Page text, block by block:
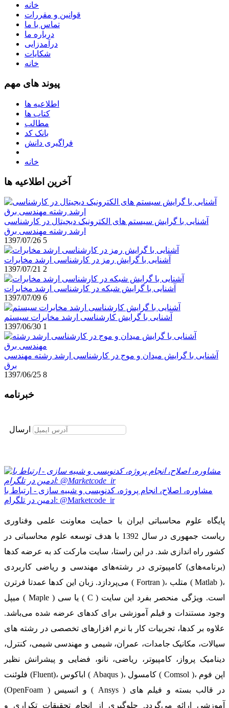
خانه
قوانین و مقررات
تماس با ما
درباره ما
درآمدزایی
شکایات
خانه
پیوند های مهم
اطلاعیه ها
کتاب ها
مطالب
بانک کد
فراگیری دانش
خانه
آخرین اطلاعیه ها
آشنایی با گرایش سیستم های الکترونیک دیجیتال در کارشناسی
ارشد رشته مهندسی برق
1397/07/26 5
آشنایی با گرایش رمز در کارشناسی ارشد مخابرات
1397/07/21 2
آشنایی با گرایش شبکه در کارشناسی ارشد مخابرات
1397/07/09 6
آشنایی با گرایش کارشناسی ارشد مخابرات سیستم
1397/06/30 1
آشنایی با گرایش میدان و موج در کارشناسی ارشد رشته مهندسی
برق
1397/06/25 8
خبرنامه
ارسال
مشاوره، اصلاح، انجام پروژه، کدنویسی و شبیه سازی - ارتباط با
ادمین در تلگرام: @Marketcode_ir
پایگاه علوم محاسباتی ایران با حمایت معاونت علمی وفناوری
ریاست جمهوری در سال 1392 با هدف توسعه علوم محاسباتی در
کشور راه اندازی شد. در این راستا، سایت مارکت کد به عرضه کدها
(برنامه‌های) کامپیوتری در رشته‌های مهندسی و ریاضی کاربردی
می‌پردازد. زبان این کدها عمدتا فرترن ( Fortran )، متلب ( Matlab )،
میپل ( Maple ) یا سی ( C ) است. ویژگی منحصر بفرد این سایت
وجود مستندات و فیلم آموزشی برای کدهای عرضه شده می‌باشد.
علاوه بر کدها، تجربیات کار با نرم افزارهای تخصصی در رشته های
سیالات، مکانیک جامدات، عمران، شیمی و مهندسی شیمی، کنترل،
دینامیک پرواز، کامپیوتر، ریاضی، نانو، فضایی و پیشرانش نظیر
فلوئنت (Fluent)، اباکوس ( Abaqus )، کامسول ( Comsol )، اپن فوم
(OpenFoam ) و انسیس ( Ansys ) در قالب بسته‌ و فیلم های
آموزشی ارائه می‌گردد. جلوگیری از انجام تحقیقات تکراری و